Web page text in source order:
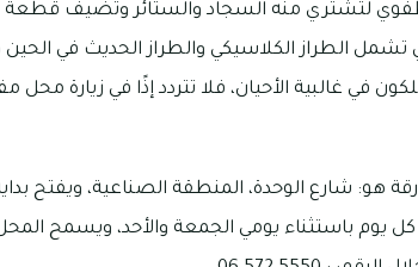
منه السجاد والستائر وتضيف قطعة
تشمل الطراز الكلاسيكي والطراز الحديث في الحين
في غالبية الأحيان، فلا تتردد إذًا في زيارة
الساعة 3 ظهرًا إلى 9 مساءً كل يوم باستثناء يومي الجمعة والأحد،